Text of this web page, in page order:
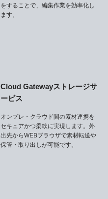
をすることで、編集作業を効率化し
ます。
Cloud Gatewayストレージサ
ービス
オンプレ・クラウド間の素材連携を
セキュアかつ柔軟に実現します。外
出先からWEBブラウザで素材転送や
保管・取り出しが可能です。